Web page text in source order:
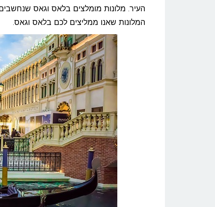
העיר. מלונות מומלצים בלאס וגאס
המלונות שאנו ממליצים לכם בלאס וגאס.